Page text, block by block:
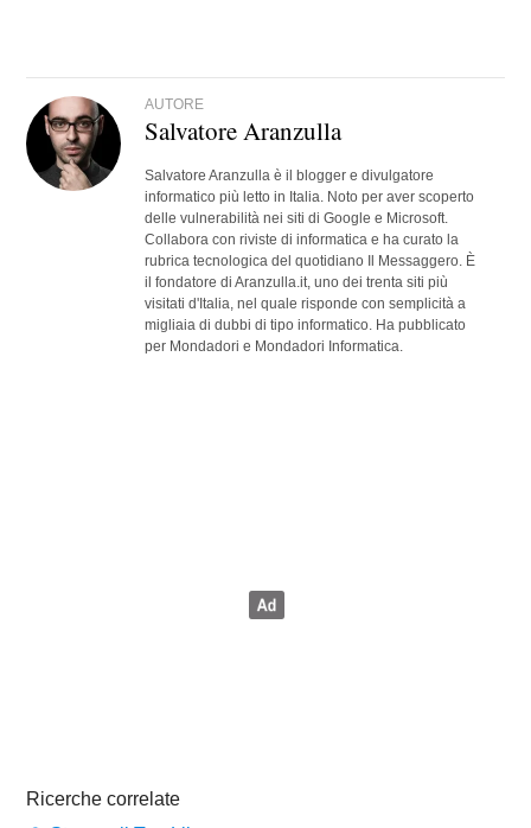
AUTORE
Salvatore Aranzulla
Salvatore Aranzulla è il blogger e divulgatore
informatico più letto in Italia. Noto per aver scoperto
delle vulnerabilità nei siti di Google e Microsoft.
Collabora con riviste di informatica e ha curato la
rubrica tecnologica del quotidiano Il Messaggero. È
il fondatore di Aranzulla.it, uno dei trenta siti più
visitati d'Italia, nel quale risponde con semplicità a
migliaia di dubbi di tipo informatico. Ha pubblicato
per Mondadori e Mondadori Informatica.